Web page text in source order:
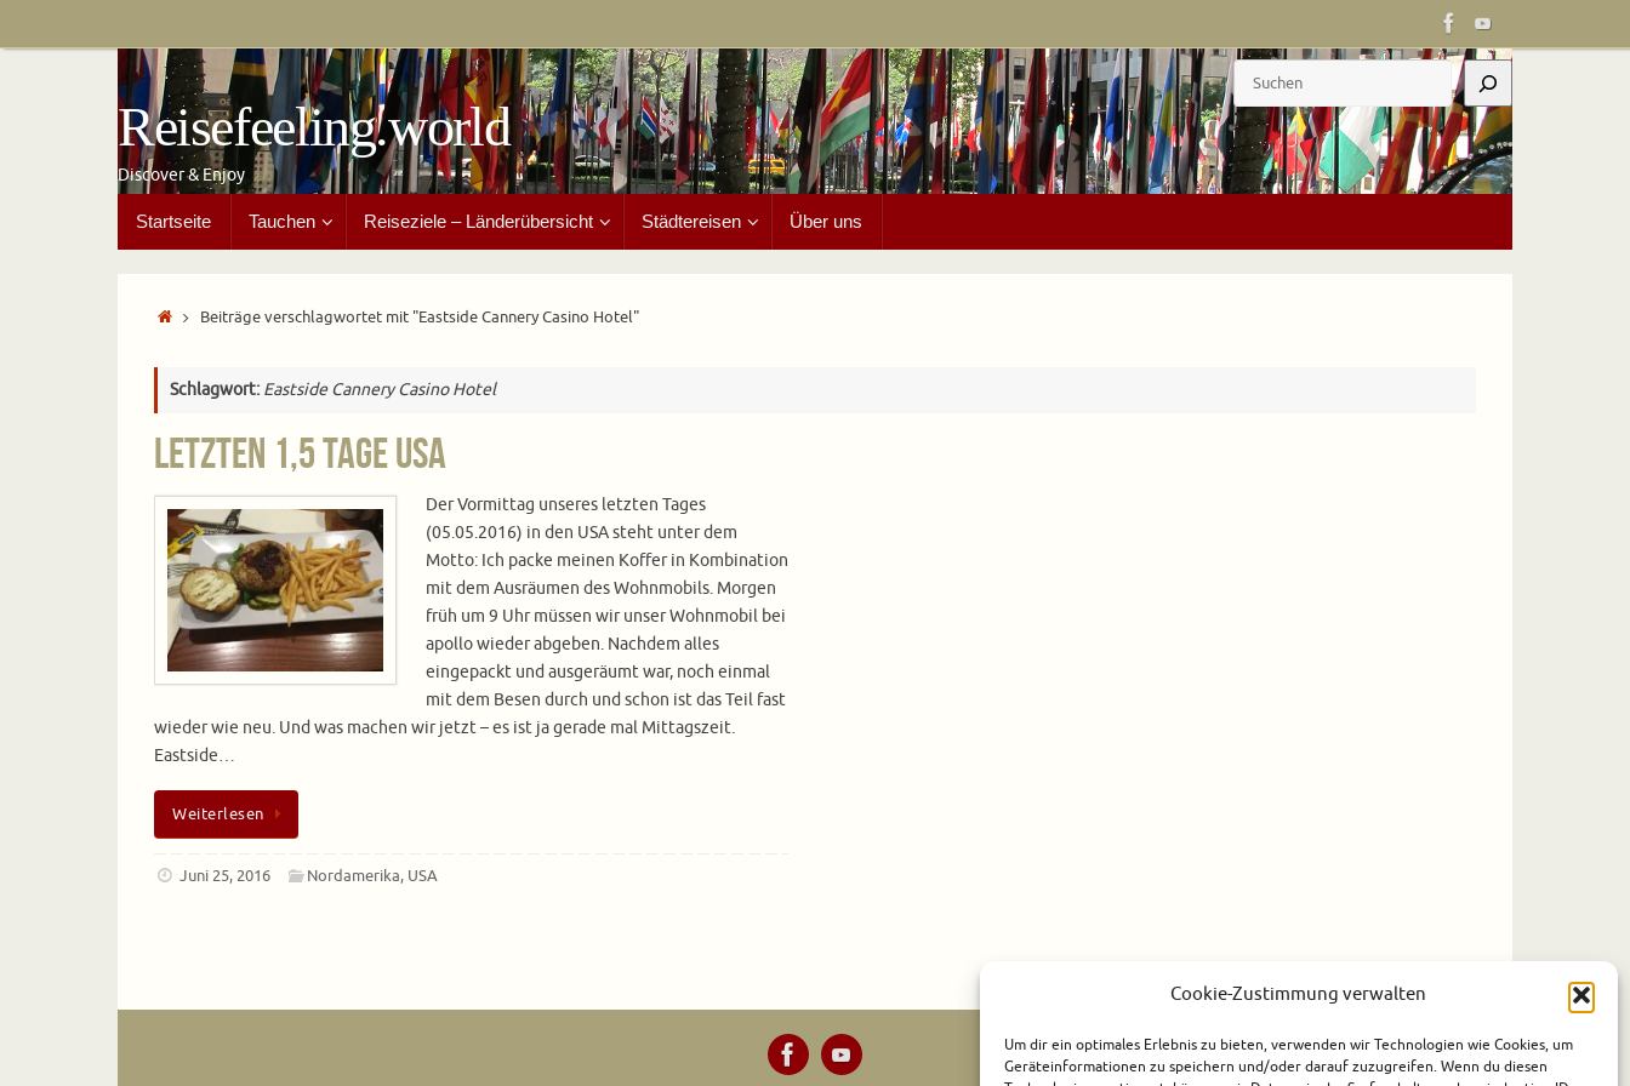
Cookie-Zustimmung verwalten
Um dir ein optimales Erlebnis zu bieten, verwenden wir Technologien wie Cookies, um
Geräteinformationen zu speichern und/oder darauf zuzugreifen. Wenn du diesen
Reisefeeling.world
Discover & Enjoy
Suchen
Inhalt
springen
Startseite Tauchen Reiseziele – Länderübersicht Städtereisen Über uns
StartBeiträge verschlagwortet mit "Eastside Cannery Casino Hotel"
Schlagwort: Eastside Cannery Casino Hotel
Letzten 1,5 Tage USA
Der Vormittag unseres letzten Tages
(05.05.2016) in den USA steht unter dem
Motto: Ich packe meinen Koffer in Kombination
mit dem Ausräumen des Wohnmobils. Morgen
früh um 9 Uhr müssen wir unser Wohnmobil bei
apollo wieder abgeben. Nachdem alles
eingepackt und ausgeräumt war, noch einmal
mit dem Besen durch und schon ist das Teil fast
wieder wie neu. Und was machen wir jetzt – es ist ja gerade mal Mittagszeit.
Eastside…
Weiterlesen
Juni 25, 2016 Nordamerika, USA